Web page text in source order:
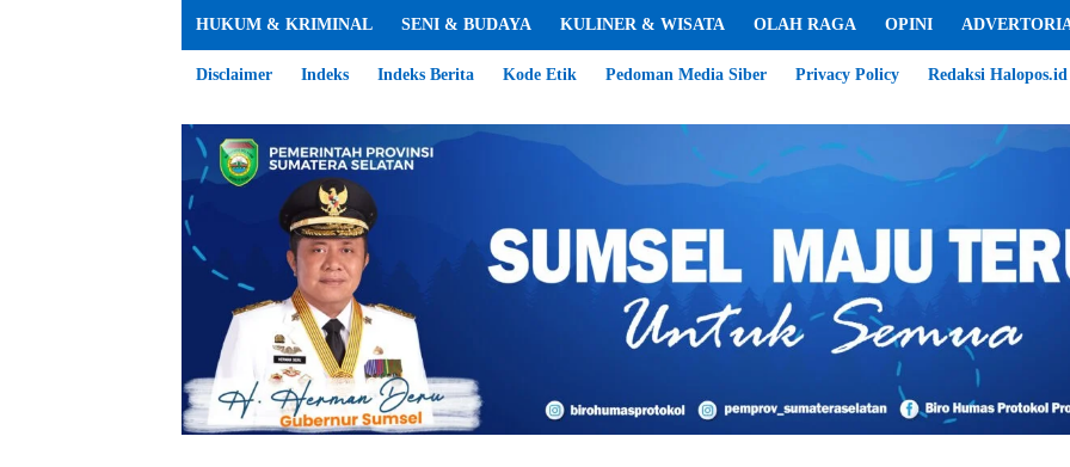
HUKUM & KRIMINAL SENI & BUDAYA KULINER & WISATA OLAH RAGA OPINI
Disclaimer Indeks Indeks Berita Kode Etik Pedoman Media Siber Privacy Policy Redaksi Halopos.id